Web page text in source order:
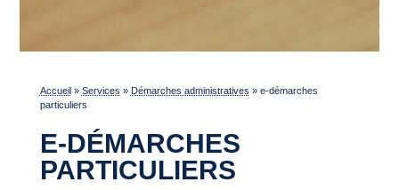
Accueil» Services » Démarches administratives » e-démarches
particuliers
E-DÉMARCHES
PARTICULIERS